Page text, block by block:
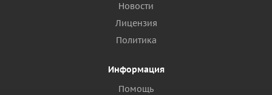
Новости
Лицензия
Политика
Информация
Помощь